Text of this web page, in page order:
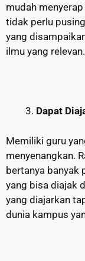
mudah
tidak perlu
yang
ilmu yang relevan.
Dapat
Memiliki guru
menyenangkan.
bertanya banyak
yang bisa diajak
yang diajarkan
dunia kampus